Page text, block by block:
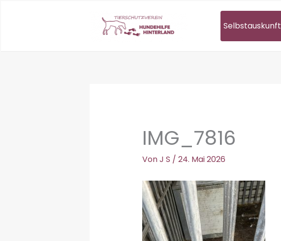
Selbstauskunft
IMG_7816
VonJ S / 24. Mai 2026